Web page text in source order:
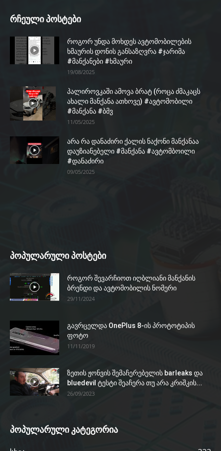
რჩეული პოსტები
როგორ უნდა მოხდეს ავტომობილების
ხმაურის დონის განსაზღვრა #ჯარიმა
#მანქანები #ხმაური
19/08/2025
პალიროვკაში ამოვა ბრატ (როცა ძმაკაცს
ახალი მანქანა ათხოვე) #ავტომობილი
#მანქანა #ბმვ
11/05/2025
არა რა დანაძირი ქალის ნაქონი მანქანაა
დაუზიანებელი #მანქანა #ავტომბოილი
#დანაძირი
09/05/2025
პოპულარული პოსტები
როგორ შევარჩიოთ იღბლიანი მანქანის
ბრენდი და ავტომობილის ნომერი
29/11/2024
გავრცელდა OnePlus 8-ის პროტოტიპის
ფოტო
11/11/2019
ზეთის ჟონვის შემაჩერებელის barleaks და
bluedevil ტესტი შეაჩერა თუ არა კრიშკის...
26/09/2023
პოპულარული კატეგორია